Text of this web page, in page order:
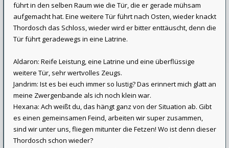
führt in den selben Raum wie die Tür, die er gerade mühsam
aufgemacht hat. Eine weitere Tür führt nach Osten, wieder knackt
Thordosch das Schloss, wieder wird er bitter enttäuscht, denn die
Tür führt geradewegs in eine Latrine.
Aldaron: Reife Leistung, eine Latrine und eine überflüssige
weitere Tür, sehr wertvolles Zeugs.
Jandrim: Ist es bei euch immer so lustig? Das erinnert mich glatt an
meine Zwergenbande als ich noch klein war.
Hexana: Ach weißt du, das hängt ganz von der Situation ab. Gibt
es einen gemeinsamen Feind, arbeiten wir super zusammen,
sind wir unter uns, fliegen mitunter die Fetzen! Wo ist denn dieser
Thordosch schon wieder?